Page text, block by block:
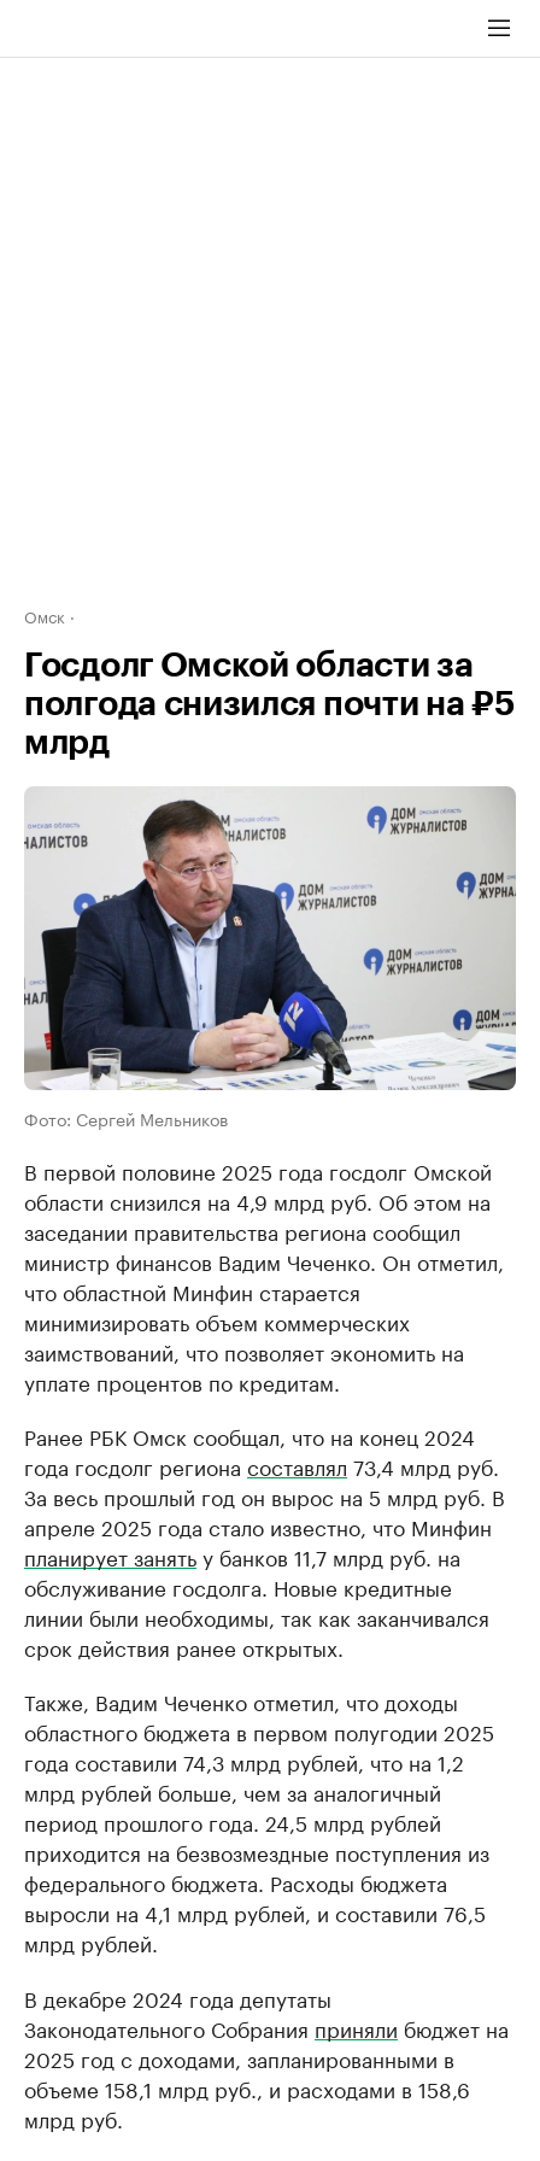
Омск
Госдолг Омской области за
полгода снизился почти на ₽5
млрд
Фото: Сергей Мельников
В первой половине 2025 года госдолг Омской
области снизился на 4,9 млрд руб. Об этом на
заседании правительства региона сообщил
министр финансов Вадим Чеченко. Он отметил,
что областной Минфин старается
минимизировать объем коммерческих
заимствований, что позволяет экономить на
уплате процентов по кредитам.
Ранее РБК Омск сообщал, что на конец 2024
года госдолг региона составлял 73,4 млрд руб.
За весь прошлый год он вырос на 5 млрд руб. В
апреле 2025 года стало известно, что Минфин
планирует занятьу банков 11,7 млрд руб. на
обслуживание госдолга. Новые кредитные
линии были необходимы, так как заканчивался
срок действия ранее открытых.
Также, Вадим Чеченко отметил, что доходы
областного бюджета в первом полугодии 2025
года составили 74,3 млрд рублей, что на 1,2
млрд рублей больше, чем за аналогичный
период прошлого года. 24,5 млрд рублей
приходится на безвозмездные поступления из
федерального бюджета. Расходы бюджета
выросли на 4,1 млрд рублей, и составили 76,5
млрд рублей.
В декабре 2024 года депутаты
Законодательного Собрания приняли бюджет на
2025 год с доходами, запланированными в
объеме 158,1 млрд руб., и расходами в 158,6
млрд руб.